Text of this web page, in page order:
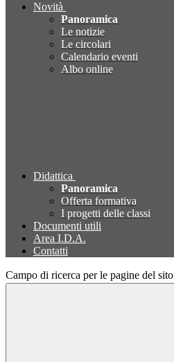
Novità
Panoramica
Le notizie
Le circolari
Calendario eventi
Albo online
Didattica
Panoramica
Offerta formativa
I progetti delle classi
Documenti utili
Area I.D.A.
Contatti
Campo di ricerca per le pagine del sito